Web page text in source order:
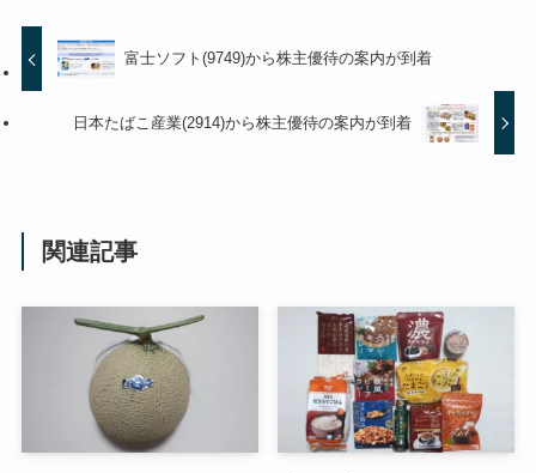
富士ソフト(9749)から株主優待の案内が到着
日本たばこ産業(2914)から株主優待の案内が到着
関連記事